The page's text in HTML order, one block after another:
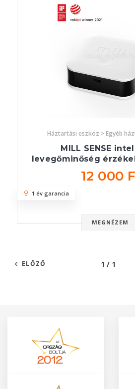
Háztartási eszköz > Egyéb
MILL SENSE
levegőminőség
12 000
MEGNÉZEM
1 év garancia
ELŐZŐ 1 / 1